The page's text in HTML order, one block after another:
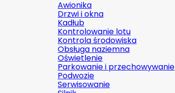
Awionika
Drzwi i okna
Kadłub
Kontrolowanie lotu
Kontrola środowiska
Obsługa naziemna
Oświetlenie
Parkowanie i przechowywanie
Podwozie
Serwisowanie